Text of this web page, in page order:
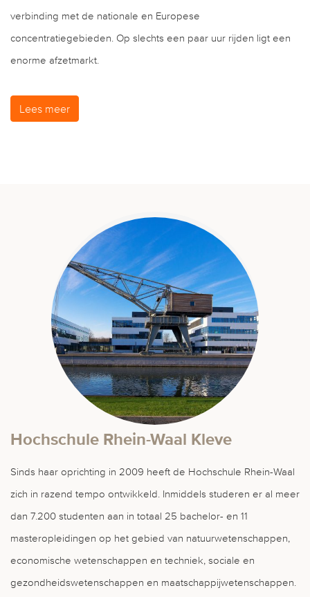
verbinding met de nationale en Europese
concentratiegebieden. Op slechts een paar uur rijden ligt een
enorme afzetmarkt.
Lees meer
Hochschule Rhein-Waal Kleve
Sinds haar oprichting in 2009 heeft de Hochschule Rhein-Waal
zich in razend tempo ontwikkeld. Inmiddels studeren er al meer
dan 7.200 studenten aan in totaal 25 bachelor- en 11
masteropleidingen op het gebied van natuurwetenschappen,
economische wetenschappen en techniek, sociale en
gezondheidswetenschappen en maatschappijwetenschappen.